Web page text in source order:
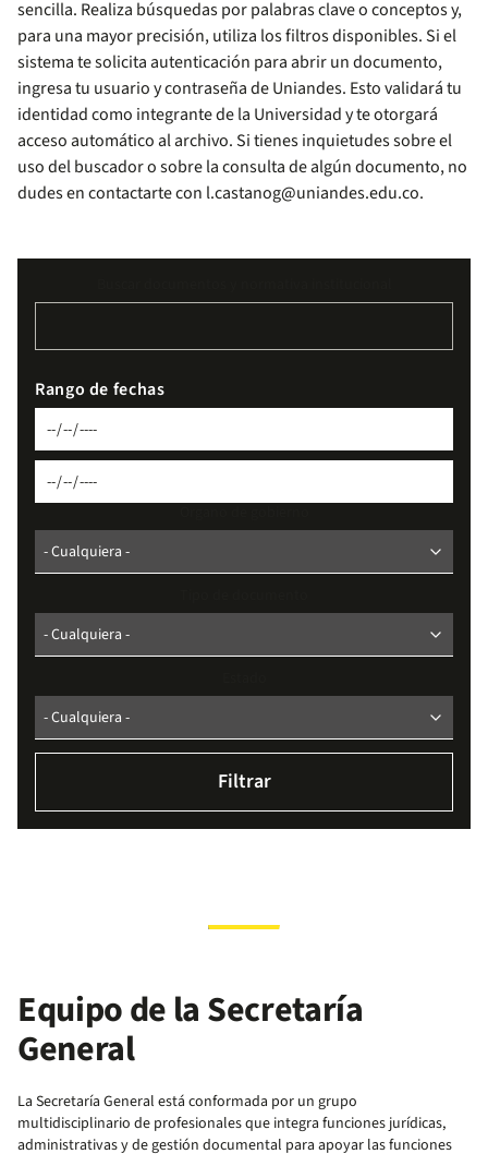
sencilla. Realiza búsquedas por palabras clave o conceptos y,
para una mayor precisión, utiliza los filtros disponibles. Si el
sistema te solicita autenticación para abrir un documento,
ingresa tu usuario y contraseña de Uniandes. Esto validará tu
identidad como integrante de la Universidad y te otorgará
acceso automático al archivo. Si tienes inquietudes sobre el
uso del buscador o sobre la consulta de algún documento, no
dudes en contactarte con l.castanog@uniandes.edu.co.
Rango de fechas
Equipo de la Secretaría
General
La Secretaría General está conformada por un grupo
multidisciplinario de profesionales que integra funciones jurídicas,
administrativas y de gestión documental para apoyar las funciones